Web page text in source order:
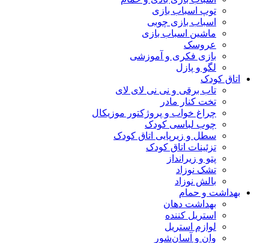
توپ اسباب بازی
اسباب بازی چوبی
ماشین اسباب بازی
عروسک
بازی فکری و آموزشی
لگو و پازل
اتاق کودک
تاب برقی و نی نی لای لای
تخت کنار مادر
چراغ خواب و پروژکتور موزیکال
چوب لباسی کودک
سطل و زیرپایی اتاق کودک
تزئینات اتاق کودک
پتو و زیرانداز
تشک نوزاد
بالش نوزاد
بهداشت و حمام
بهداشت دهان
استریل کننده
لوازم استریل
وان و آسان‌شور